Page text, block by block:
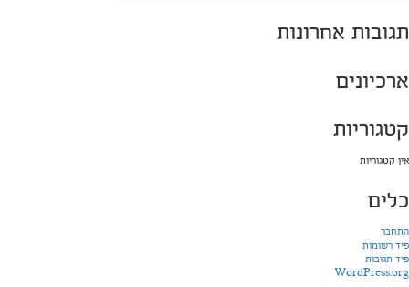
תגובות אחרונות
ארכיונים
קטגוריות
אין קטגוריות
כלים
התחבר
פיד רשומות
פיד תגובות
WordPress.org